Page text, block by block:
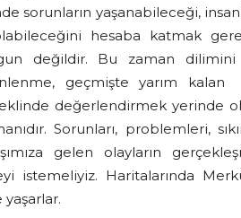
sorunların yaşanabileceği,
hesaba katmak
değildir. Bu zaman
geçmişte yarım
değerlendirmek yerinde
Sorunları, problemleri,
gelen olayların
istemeliyiz. Haritalarında